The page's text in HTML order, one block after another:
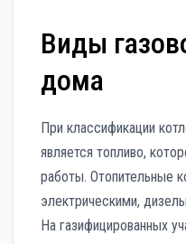
Виды
дома
При классификации
является топливо,
работы. Отопительные
электрическими,
На газифицированных